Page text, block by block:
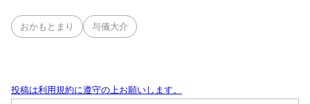
おかもとまり 与儀大介